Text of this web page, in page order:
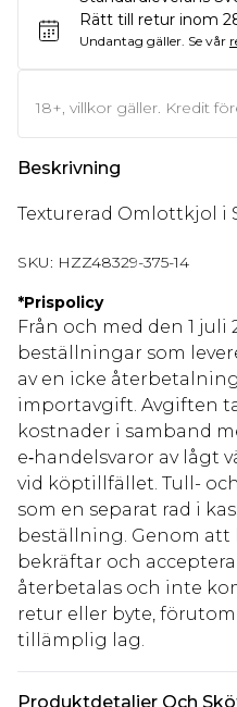
Rätt till retur inom
Undantag gäller. Se vår
18+, villkor gäller. Kredit
Beskrivning
Texturerad Omlottkjol i
SKU: HZZ48329-375-14
*Prispolicy
Från och med den 1 juli
beställningar som
av en icke
importavgift. Avgiften
kostnader i samband
e‑handelsvaror av lågt
vid köptillfället. Tull-
som en separat rad i
beställning. Genom
bekräftar och
återbetalas och inte
retur eller byte,
tillämplig lag.
Produktdetaljer Och